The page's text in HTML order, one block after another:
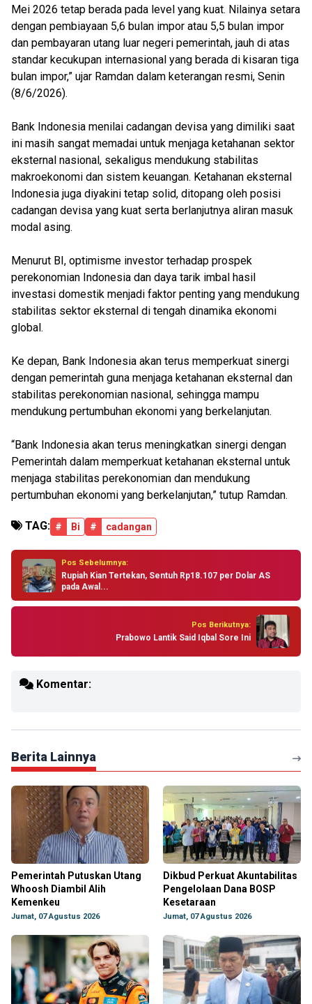
Mei 2026 tetap berada pada level yang kuat. Nilainya setara
dengan pembiayaan 5,6 bulan impor atau 5,5 bulan impor
dan pembayaran utang luar negeri pemerintah, jauh di atas
standar kecukupan internasional yang berada di kisaran tiga
bulan impor,” ujar Ramdan dalam keterangan resmi, Senin
(8/6/2026).
Bank Indonesia menilai cadangan devisa yang dimiliki saat
ini masih sangat memadai untuk menjaga ketahanan sektor
eksternal nasional, sekaligus mendukung stabilitas
makroekonomi dan sistem keuangan. Ketahanan eksternal
Indonesia juga diyakini tetap solid, ditopang oleh posisi
cadangan devisa yang kuat serta berlanjutnya aliran masuk
modal asing.
Menurut BI, optimisme investor terhadap prospek
perekonomian Indonesia dan daya tarik imbal hasil
investasi domestik menjadi faktor penting yang mendukung
stabilitas sektor eksternal di tengah dinamika ekonomi
global.
Ke depan, Bank Indonesia akan terus memperkuat sinergi
dengan pemerintah guna menjaga ketahanan eksternal dan
stabilitas perekonomian nasional, sehingga mampu
mendukung pertumbuhan ekonomi yang berkelanjutan.
“Bank Indonesia akan terus meningkatkan sinergi dengan
Pemerintah dalam memperkuat ketahanan eksternal untuk
menjaga stabilitas perekonomian dan mendukung
pertumbuhan ekonomi yang berkelanjutan,” tutup Ramdan.
TAG: # Bi # cadangan
Pos Sebelumnya:
Rupiah Kian Tertekan, Sentuh Rp18.107 per Dolar AS
pada Awal...
Pos Berikutnya:
Prabowo Lantik Said Iqbal Sore Ini
Komentar:
Berita Lainnya
Pemerintah Putuskan Utang
Whoosh Diambil Alih
Kemenkeu
Jumat, 07 Agustus 2026
Dikbud Perkuat Akuntabilitas
Pengelolaan Dana BOSP
Kesetaraan
Jumat, 07 Agustus 2026